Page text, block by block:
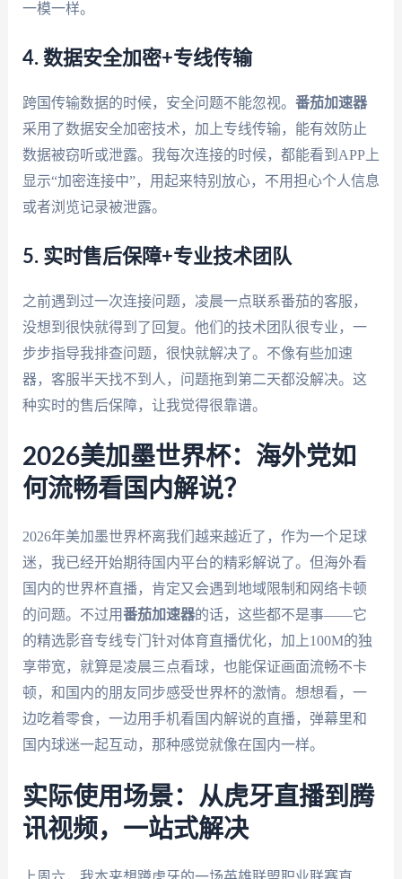
一模一样。
4. 数据安全加密+专线传输
跨国传输数据的时候，安全问题不能忽视。 番茄加速器
采用了数据安全加密技术，加上专线传输，能有效防止
数据被窃听或泄露。我每次连接的时候，都能看到APP上
显示“加密连接中”，用起来特别放心，不用担心个人信息
或者浏览记录被泄露。
5. 实时售后保障+专业技术团队
之前遇到过一次连接问题，凌晨一点联系番茄的客服，
没想到很快就得到了回复。他们的技术团队很专业，一
步步指导我排查问题，很快就解决了。不像有些加速
器，客服半天找不到人，问题拖到第二天都没解决。这
种实时的售后保障，让我觉得很靠谱。
2026美加墨世界杯：海外党如
何流畅看国内解说？
2026年美加墨世界杯离我们越来越近了，作为一个足球
迷，我已经开始期待国内平台的精彩解说了。但海外看
国内的世界杯直播，肯定又会遇到地域限制和网络卡顿
的问题。不过用番茄加速器的话，这些都不是事——它
的精选影音专线专门针对体育直播优化，加上100M的独
享带宽，就算是凌晨三点看球，也能保证画面流畅不卡
顿，和国内的朋友同步感受世界杯的激情。想想看，一
边吃着零食，一边用手机看国内解说的直播，弹幕里和
国内球迷一起互动，那种感觉就像在国内一样。
实际使用场景：从虎牙直播到腾
讯视频，一站式解决